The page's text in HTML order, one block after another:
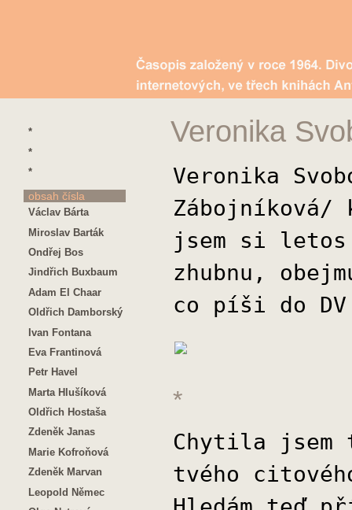
*
*
*
obsah čísla
Václav Bárta
Miroslav Barták
Ondřej Bos
Jindřich Buxbaum
Adam El Chaar
Oldřich Damborský
Ivan Fontana
Eva Frantinová
Petr Havel
Marta Hlušíková
Oldřich Hostaša
Zdeněk Janas
Marie Kofroňová
Zdeněk Marvan
Leopold Němec
Veronika
Veronika
Zábojníková/
jsem si letos
zhubnu,
co píši do DV
*
Chytila
tvého